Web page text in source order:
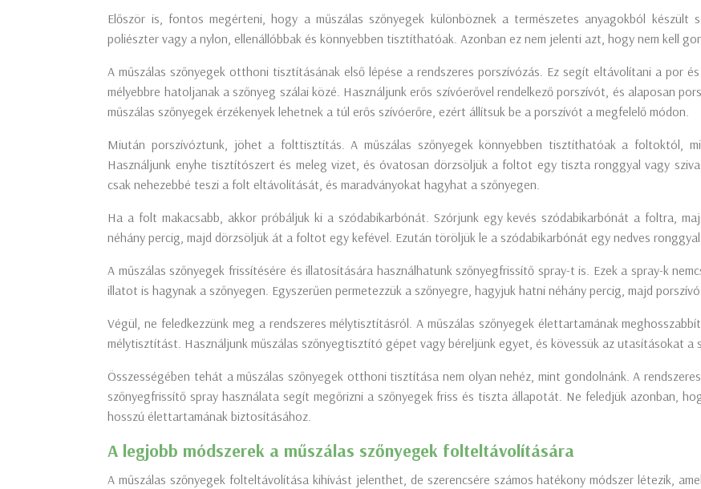
Először is, fontos megérteni, hogy a műszálas szőnyegek különböznek a természetes anyagokból készült
poliészter vagy a nylon, ellenállóbbak és könnyebben tisztíthatóak. Azonban ez nem jelenti azt, hogy nem kell
A műszálas szőnyegek otthoni tisztításának első lépése a rendszeres porszívózás. Ez segít eltávolítani a por
mélyebbre hatoljanak a szőnyeg szálai közé. Használjunk erős szívóerővel rendelkező porszívót, és alaposan
műszálas szőnyegek érzékenyek lehetnek a túl erős szívóerőre, ezért állítsuk be a porszívót a megfelelő módon.
Miután porszívóztunk, jöhet a folttisztítás. A műszálas szőnyegek könnyebben tisztíthatóak a foltoktól,
Használjunk enyhe tisztítószert és meleg vizet, és óvatosan dörzsöljük a foltot egy tiszta ronggyal vagy
csak nehezebbé teszi a folt eltávolítását, és maradványokat hagyhat a szőnyegen.
Ha a folt makacsabb, akkor próbáljuk ki a szódabikarbónát. Szórjunk egy kevés szódabikarbónát a foltra,
néhány percig, majd dörzsöljük át a foltot egy kefével. Ezután töröljük le a szódabikarbónát egy nedves
A műszálas szőnyegek frissítésére és illatosítására használhatunk szőnyegfrissítő spray-t is. Ezek a spray-k
illatot is hagynak a szőnyegen. Egyszerűen permetezzük a szőnyegre, hagyjuk hatni néhány percig, majd
Végül, ne feledkezzünk meg a rendszeres mélytisztításról. A műszálas szőnyegek élettartamának
mélytisztítást. Használjunk műszálas szőnyegtisztító gépet vagy béreljünk egyet, és kövessük az utasításokat a
Összességében tehát a műszálas szőnyegek otthoni tisztítása nem olyan nehéz, mint gondolnánk. A
szőnyegfrissítő spray használata segít megőrizni a szőnyegek friss és tiszta állapotát. Ne feledjük azonban,
hosszú élettartamának biztosításához.
A legjobb módszerek a műszálas szőnyegek folteltávolítására
A műszálas szőnyegek folteltávolítása kihívást jelenthet, de szerencsére számos hatékony módszer létezik,